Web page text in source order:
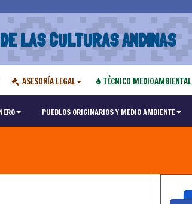
LAS CULTURAS ANDINAS
ASESORÍA LEGAL TÉCNICO MEDIOAMBIENTAL
PUEBLOS ORIGINARIOS Y MEDIO AMBIENTE